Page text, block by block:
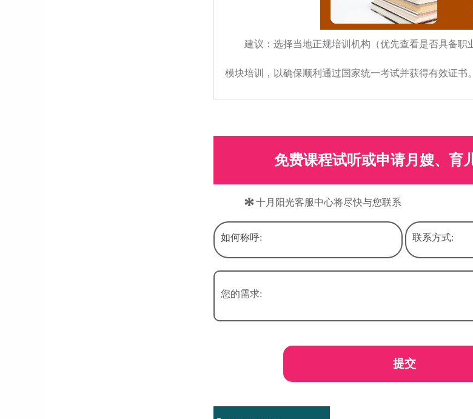
建议：选择当地正规培训机构（优先查看是否具备职
模块培训，以确保顺利通过国家统一考试并获得有效证书。
免费课程试听或申请月嫂、育
*十月阳光客服中心将尽快与您联系
如何称呼: 联系方式:
您的需求:
提交